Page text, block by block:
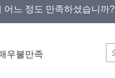
어느 정도 만족하셨습니까?
우불만족